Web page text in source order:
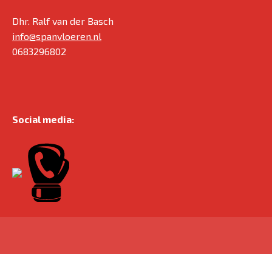
Dhr. Ralf van der Basch
info@spanvloeren.nl
0683296802
Social media: